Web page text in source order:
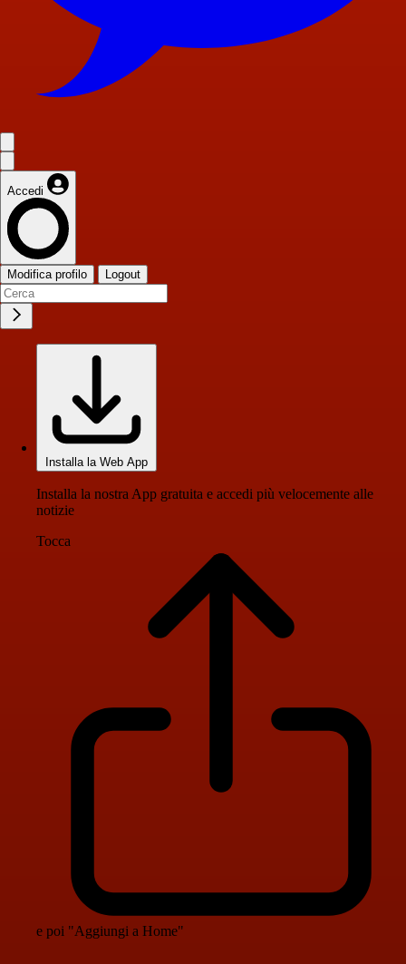
Accedi
Modifica profilo Logout
Installa la Web App
Installa la nostra App gratuita e accedi più velocemente alle
notizie
Tocca
e poi "Aggiungi a Home"